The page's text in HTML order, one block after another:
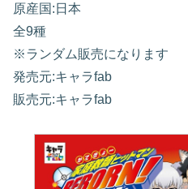
原産国:日本
全9種
※ランダム販売になります
発売元:キャラfab
販売元:キャラfab